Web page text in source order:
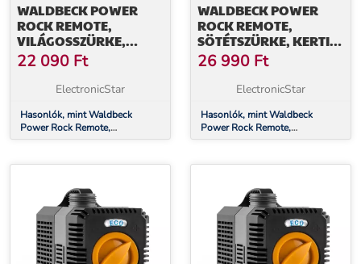
WALDBECK POWER
ROCK REMOTE,
VILÁGOSSZÜRKE,
KERTI CSATLAKOZÓ
ALJZAT, 4-ES ELOSZTÓ,
1,5 M, TÁVIRÁNYÍTÓ,
22 090 Ft
ElectronicStar
Hasonlók, mint Waldbeck
Power Rock Remote,
világosszürke, kerti csatlakozó
távirányító, szikla
WALDBECK POWER
ROCK REMOTE,
SÖTÉTSZÜRKE, KERTI
CSATLAKOZÓ ALJZAT,
4-ES ELOSZTÓ, 3 M,
TÁVIRÁNYÍTÓ, SZIKLA
26 990 Ft
ElectronicStar
Hasonlók, mint Waldbeck
Power Rock Remote,
sötétszürke, kerti csatlakozó
távirányító, szikla